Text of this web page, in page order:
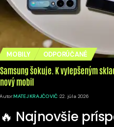
MOBILY ODPORÚČANÉ
Samsung šokuje. K vylepšeným
nový mobil
Autor:MATEJ KRAJČOVIČ 22. júla 2026
🔥 Najnovšie